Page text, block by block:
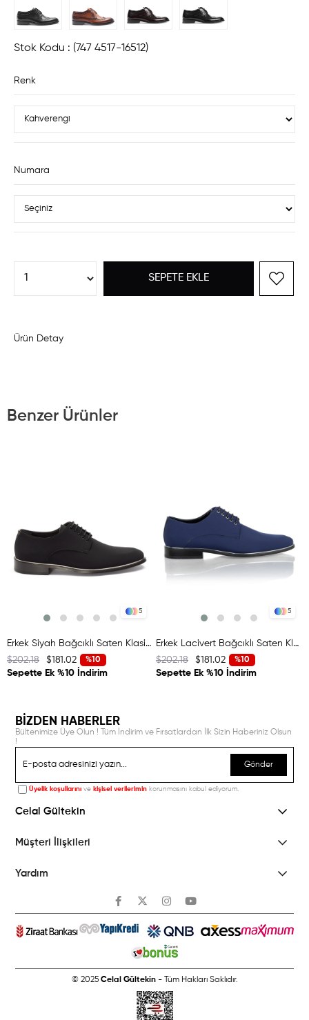
Stok Kodu (747 4517-16512)
Renk
Numara
Ürün Detay
Benzer Ürünler
5
Erkek Siyah Bağcıklı Saten Klasik Ayakkabı
%10
$181.02
$202.18
Sepette Ek %10 İndirim
5
Erkek Lacivert Bağcıklı Saten Klasik Ayakkabı
%10
$181.02
$202.18
Sepette Ek %10 İndirim
BİZDEN HABERLER
Bültenimize Üye Olun ! Tüm İndirim ve Fırsatlardan İlk Sizin Haberiniz Olsun
!
Gönder
Üyelik koşullarını ve kişisel verilerimin korunmasını kabul ediyorum.
Celal Gültekin
Müşteri İlişkileri
Yardım
© 2025Celal Gültekin- Tüm Hakları Saklıdır.